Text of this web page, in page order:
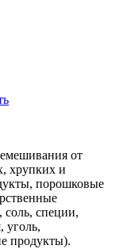
от
хрупких и
порошковые
соль, специи,
уголь,
продукты).